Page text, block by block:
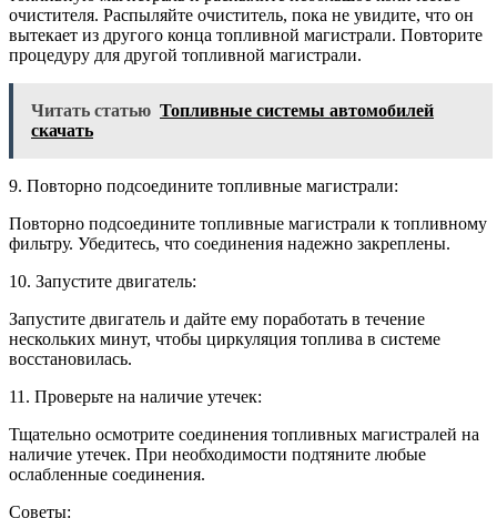
очистителя. Распыляйте очиститель, пока не увидите, что он
вытекает из другого конца топливной магистрали. Повторите
процедуру для другой топливной магистрали.
Читать статью Топливные системы автомобилей
скачать
9. Повторно подсоедините топливные магистрали:
Повторно подсоедините топливные магистрали к топливному
фильтру. Убедитесь, что соединения надежно закреплены.
10. Запустите двигатель:
Запустите двигатель и дайте ему поработать в течение
нескольких минут, чтобы циркуляция топлива в системе
восстановилась.
11. Проверьте на наличие утечек:
Тщательно осмотрите соединения топливных магистралей на
наличие утечек. При необходимости подтяните любые
ослабленные соединения.
Советы: